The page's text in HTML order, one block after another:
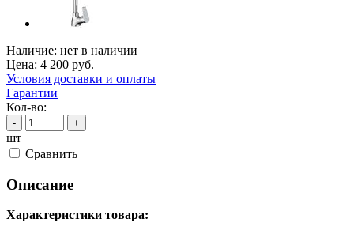
Наличие: нет в наличии
Цена: 4 200 руб.
Условия доставки и оплаты
Гарантии
Кол-во:
- +
шт
Cравнить
Описание
Характеристики товара: